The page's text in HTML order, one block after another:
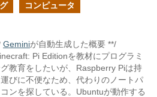
コンピュータ
Geminiが自動生成した概要 **/
Pi Editionを教材にプログラミ
グ教育をしたいが、Raspberry Piは持
びに不便なため、代わりのノートパ
コンを探している。Ubuntuが動作する